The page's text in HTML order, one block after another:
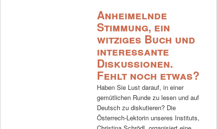
Anheimelnde
Stimmung, ein
witziges Buch und
interessante
Diskussionen.
Fehlt noch etwas?
Haben Sie Lust darauf, in einer
gemütlichen Runde zu lesen und auf
Deutsch zu diskutieren? Die
Österrech-Lektorin unseres Instituts,